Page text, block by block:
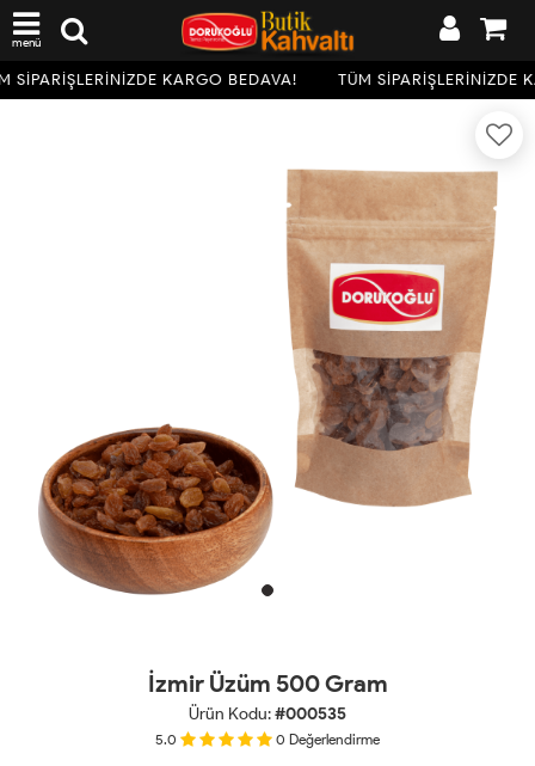
menü
SİPARİŞLERİNİZDE KARGO BEDAVA! TÜM SİPARİŞLERİNİZDE
İzmir Üzüm 500 Gram
Ürün Kodu:#000535
5.0 0 Değerlendirme